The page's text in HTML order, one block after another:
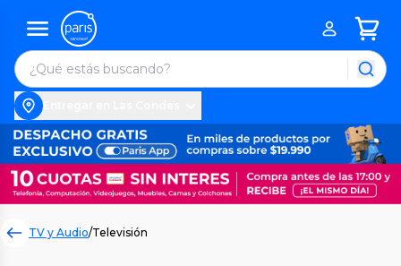
TV y Audio/Televisión